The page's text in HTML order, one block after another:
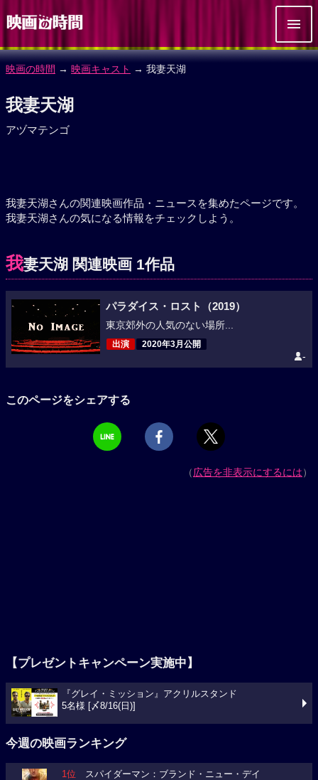
映画の時間 → 映画キャスト → 我妻天湖
我妻天湖
アヅマテンゴ
我妻天湖さんの関連映画作品・ニュースを集めたページです。
我妻天湖さんの気になる情報をチェックしよう。
我妻天湖 関連映画 1作品
パラダイス・ロスト（2019）
東京郊外の人気のない場所...
出演 2020年3月公開
-
このページをシェアする
（広告を非表示にするには）
【プレゼントキャンペーン実施中】
『グレイ・ミッション』アクリルスタンド
5名様 [〆8/16(日)]
今週の映画ランキング
1位 スパイダーマン：ブランド・ニュー・デイ